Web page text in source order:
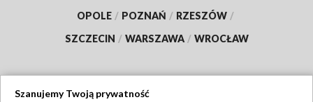
OPOLE / POZNAŃ / RZESZÓW /
SZCZECIN / WARSZAWA / WROCŁAW
Szanujemy Twoją prywatność